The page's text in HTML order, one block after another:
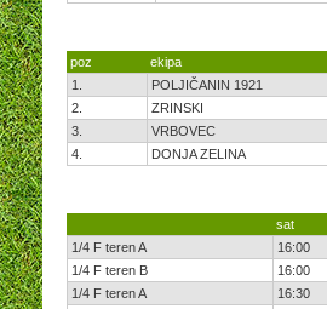
poz ekipa
1.
POLJIČANIN 1921
2.
ZRINSKI
3.
VRBOVEC
4.
DONJA ZELINA
sat
1/4 F teren A
16:00
1/4 F teren B
16:00
1/4 F teren A
16:30